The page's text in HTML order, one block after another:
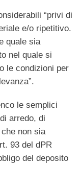
“privi di
e/o ripetitivo.
quale sia
nel quale si
le condizioni per
le semplici
arredo, di
non sia
93 del dPR
del deposito